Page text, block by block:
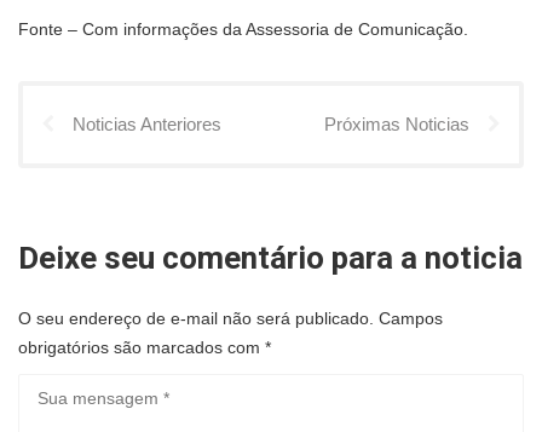
Fonte – Com informações da Assessoria de Comunicação.
Noticias Anteriores Próximas Noticias
Deixe seu comentário para a noticia
O seu endereço de e-mail não será publicado. Campos
obrigatórios são marcados com *